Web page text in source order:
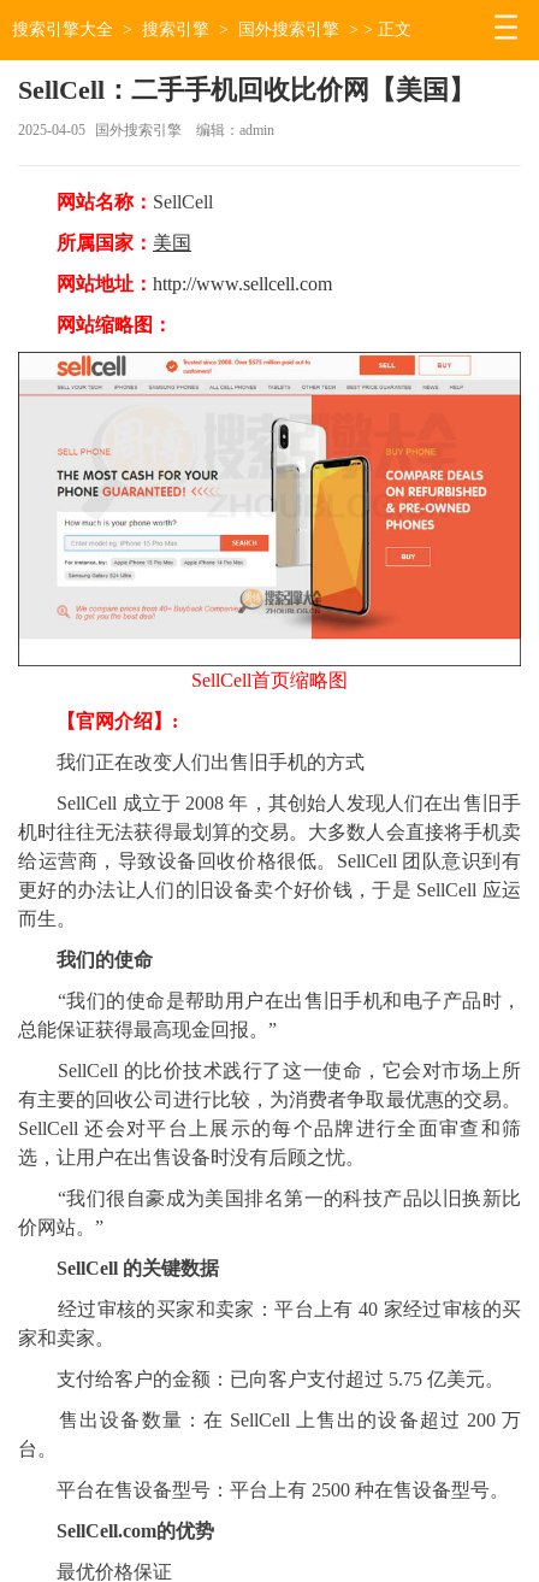
搜索引擎大全 > 搜索引擎 > 国外搜索引擎 > > 正文
SellCell：二手手机回收比价网【美国】
2025-04-05 国外搜索引擎 编辑：admin
网站名称： SellCell
所属国家： 美国
网站地址： http://www.sellcell.com
网站缩略图：
SellCell首页缩略图
【官网介绍】:
我们正在改变人们出售旧手机的方式
SellCell 成立于 2008 年，其创始人发现人们在出售旧手
机时往往无法获得最划算的交易。大多数人会直接将手机卖
给运营商，导致设备回收价格很低。SellCell 团队意识到有
更好的办法让人们的旧设备卖个好价钱，于是 SellCell 应运
而生。
我们的使命
“我们的使命是帮助用户在出售旧手机和电子产品时，
总能保证获得最高现金回报。”
SellCell 的比价技术践行了这一使命，它会对市场上所
有主要的回收公司进行比较，为消费者争取最优惠的交易。
SellCell 还会对平台上展示的每个品牌进行全面审查和筛
选，让用户在出售设备时没有后顾之忧。
“我们很自豪成为美国排名第一的科技产品以旧换新比
价网站。”
SellCell 的关键数据
经过审核的买家和卖家：平台上有 40 家经过审核的买
家和卖家。
支付给客户的金额：已向客户支付超过 5.75 亿美元。
售出设备数量：在 SellCell 上售出的设备超过 200 万
台。
平台在售设备型号：平台上有 2500 种在售设备型号。
SellCell.com的优势
最优价格保证